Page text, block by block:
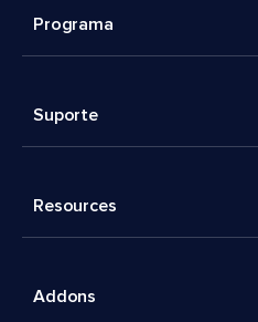
Programa
Suporte
Resources
Addons